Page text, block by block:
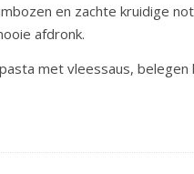
en zachte kruidige
afdronk.
met vleessaus, belegen